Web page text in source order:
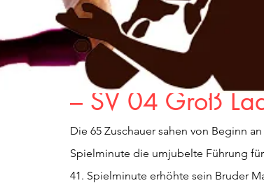
7. Spieltag SG
– SV 04 Groß
3. Okt. 2021 1 Min. Lesezeit
Die 65 Zuschauer sahen von Beginn
Spielminute die umjubelte Führung
41. Spielminute erhöhte sein Bruder